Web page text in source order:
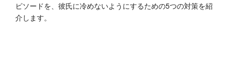
ピソードを、彼氏に冷めないようにするための5つの対策を紹
介します。